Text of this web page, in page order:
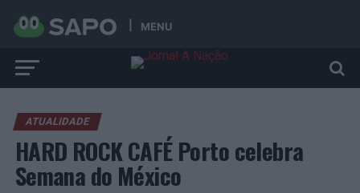
MENU
ATUALIDADE
HARD ROCK CAFÉ Porto celebra
Semana do México